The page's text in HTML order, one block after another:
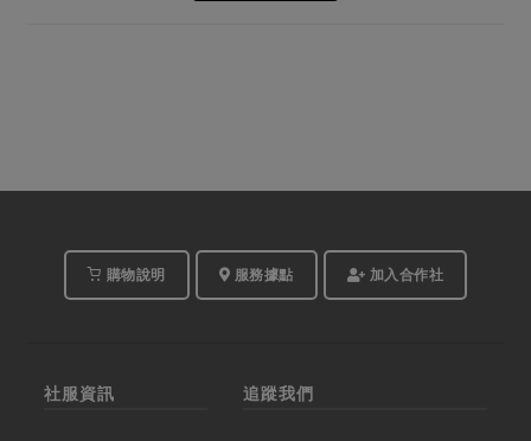
購物說明 服務據點 加入合作社
社服資訊 追蹤我們